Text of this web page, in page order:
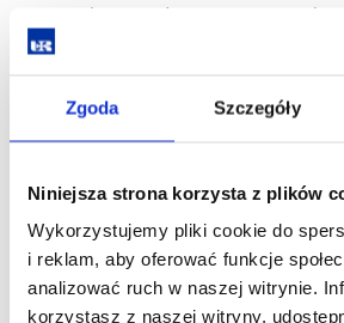
Zgoda Szczegóły
Niniejsza strona korzysta z plików
Wykorzystujemy pliki cookie do
i reklam, aby oferować funkcje
analizować ruch w naszej witrynie.
korzystasz z naszej witryny,
osoby posiadające stopień
50 PLN - pozostałe osoby fizyczne,
200 PLN - osoby prawne,
Na konto:
BNP Paribas S.A.